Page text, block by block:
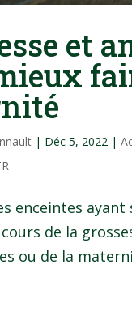
et
| Déc 5, 2022 |
enceintes
de la
ou de la